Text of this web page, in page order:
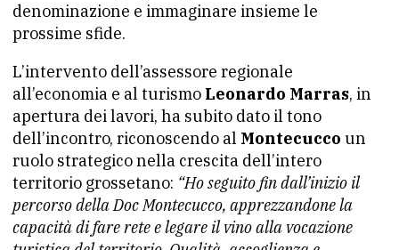
denominazione e immaginare insieme le
prossime sfide.
L’intervento dell’assessore regionale
all’economia e al turismo Leonardo Marras, in
apertura dei lavori, ha subito dato il tono
dell’incontro, riconoscendo al Montecucco un
ruolo strategico nella crescita dell’intero
territorio grossetano: “Ho seguito fin dall’inizio il
percorso della Doc Montecucco, apprezzandone la
capacità di fare rete e legare il vino alla vocazione